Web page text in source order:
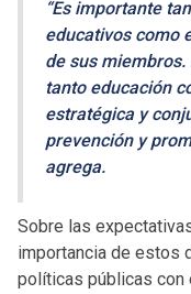
“Es importante
educativos como
de sus
tanto educación
estratégica y
prevención y
agrega.
Sobre las
importancia de estos
políticas públicas